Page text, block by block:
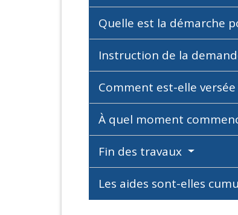
Quelle est la démarche
Instruction de la
Comment est-elle versée
À quel moment
Fin des travaux
Les aides sont-elles